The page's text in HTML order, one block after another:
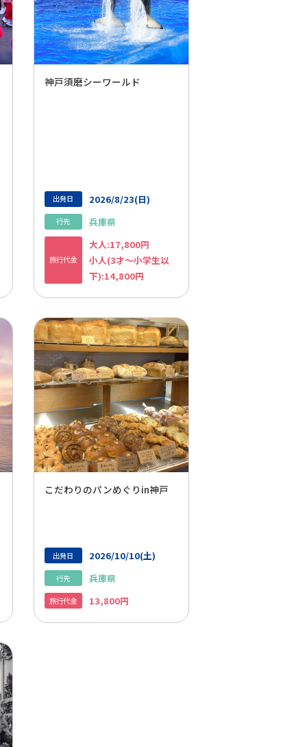
神戸須磨シーワールド
出発日 2026/8/23(日)
行先 兵庫県
旅行代金
大人:17,800円
小人(3才～小学生以
下):14,800円
こだわりのパンめぐりin神戸
出発日 2026/10/10(土)
行先 兵庫県
旅行代金 13,800円